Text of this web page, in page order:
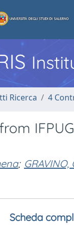
Ricerca 4
;
Scheda